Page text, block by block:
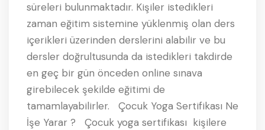
süreleri bulunmaktadır. Kişiler istedikleri
zaman eğitim sistemine yüklenmiş olan ders
içerikleri üzerinden derslerini alabilir ve bu
dersler doğrultusunda da istedikleri takdirde
en geç bir gün önceden online sınava
girebilecek şekilde eğitimi de
tamamlayabilirler. Çocuk Yoga Sertifikası Ne
İşe Yarar ? Çocuk yoga sertifikası kişilere